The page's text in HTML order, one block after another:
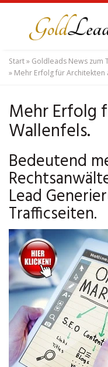
content
Start» Goldleads News zum
» Mehr Erfolg für Architekten
Mehr Erfolg
Wallenfels.
Bedeutend
Lead
Trafficseiten.